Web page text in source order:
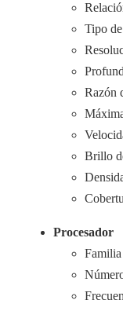
Tipo
Razón
Brillo
Procesador